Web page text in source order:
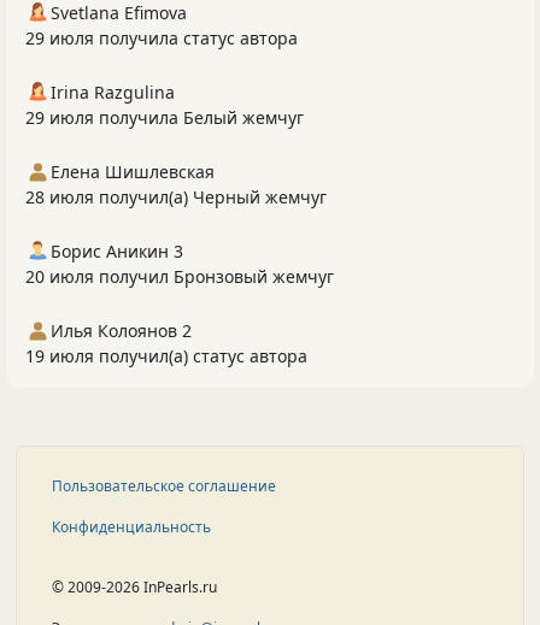
Svetlana Efimova
29 июля получила статус автора
Irina Razgulina
29 июля получила Белый жемчуг
Елена Шишлевская
28 июля получил(а) Черный жемчуг
Борис Аникин 3
20 июля получил Бронзовый жемчуг
Илья Колоянов 2
19 июля получил(а) статус автора
Пользовательское соглашение
Конфиденциальность
© 2009-2026 InPearls.ru